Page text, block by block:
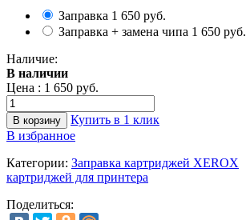
Заправка 1 650 руб.
Заправка + замена чипа 1 650 руб.
Наличие:
В наличии
Цена : 1 650 руб.
Купить в 1 клик
В избранное
Категории: Заправка картриджей XEROX
картриджей для принтера
Поделиться: